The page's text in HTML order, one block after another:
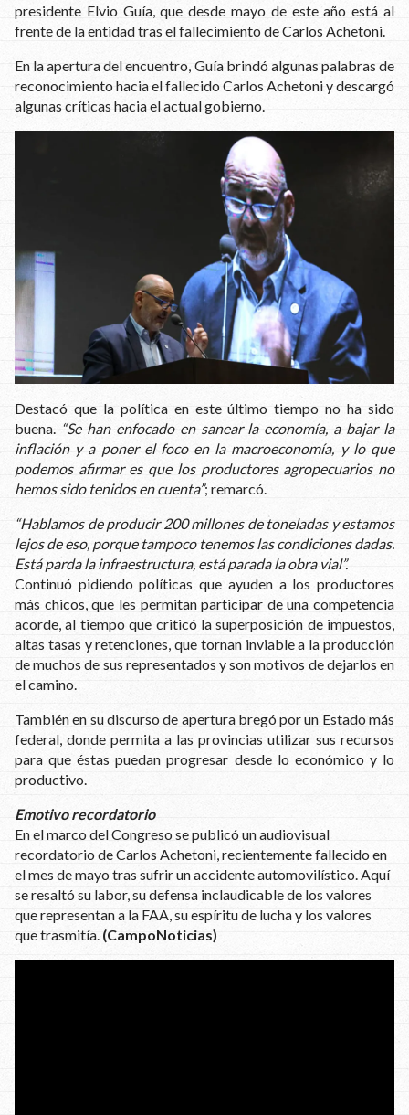
presidente Elvio Guía, que desde mayo de este año está al
frente de la entidad tras el fallecimiento de Carlos Achetoni.
En la apertura del encuentro, Guía brindó algunas palabras de
reconocimiento hacia el fallecido Carlos Achetoni y descargó
algunas críticas hacia el actual gobierno.
Destacó que la política en este último tiempo no ha sido
buena. “Se han enfocado en sanear la economía, a bajar la
inflación y a poner el foco en la macroeconomía, y lo que
podemos afirmar es que los productores agropecuarios no
hemos sido tenidos en cuenta”; remarcó.
“Hablamos de producir 200 millones de toneladas y estamos
lejos de eso, porque tampoco tenemos las condiciones dadas.
Está parda la infraestructura, está parada la obra vial”.
Continuó pidiendo políticas que ayuden a los productores
más chicos, que les permitan participar de una competencia
acorde, al tiempo que criticó la superposición de impuestos,
altas tasas y retenciones, que tornan inviable a la producción
de muchos de sus representados y son motivos de dejarlos en
el camino.
También en su discurso de apertura bregó por un Estado más
federal, donde permita a las provincias utilizar sus recursos
para que éstas puedan progresar desde lo económico y lo
productivo.
Emotivo recordatorio
En el marco del Congreso se publicó un audiovisual
recordatorio de Carlos Achetoni, recientemente fallecido en
el mes de mayo tras sufrir un accidente automovilístico. Aquí
se resaltó su labor, su defensa inclaudicable de los valores
que representan a la FAA, su espíritu de lucha y los valores
que trasmitía. (CampoNoticias)